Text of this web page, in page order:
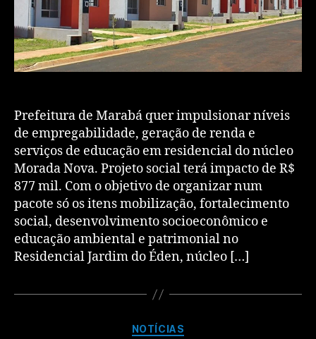
Prefeitura de Marabá quer impulsionar níveis
de empregabilidade, geração de renda e
serviços de educação em residencial do núcleo
Morada Nova. Projeto social terá impacto de R$
877 mil. Com o objetivo de organizar num
pacote só os itens mobilização, fortalecimento
social, desenvolvimento socioeconômico e
educação ambiental e patrimonial no
Residencial Jardim do Éden, núcleo […]
NOTÍCIAS